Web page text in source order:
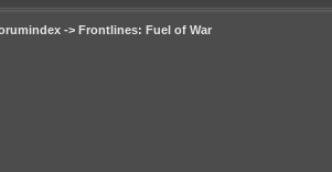
-> Frontlines: Fuel of War